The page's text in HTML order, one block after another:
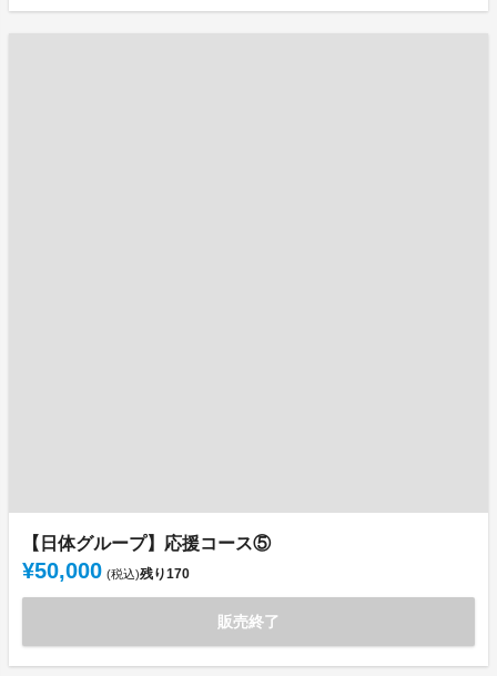
【日体グループ】応援コース⑤
¥50,000 (税込)残り170
販売終了